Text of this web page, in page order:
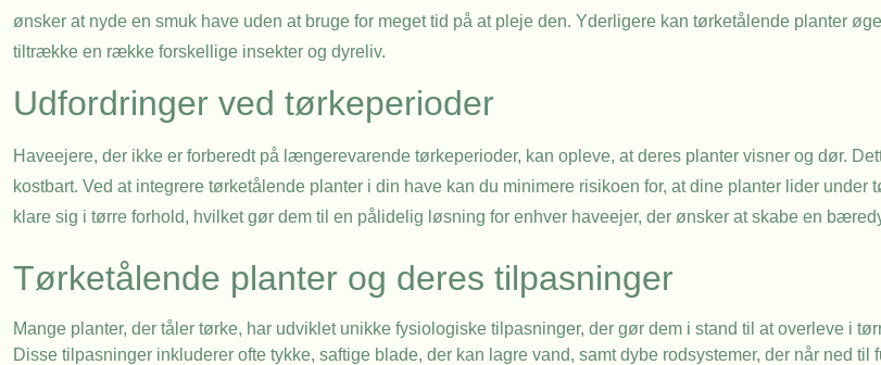
ønsker at nyde en smuk have uden at bruge for meget tid på at pleje den. Yderligere kan tørketålende planter
tiltrække en række forskellige insekter og dyreliv.
Udfordringer ved tørkeperioder
Haveejere, der ikke er forberedt på længerevarende tørkeperioder, kan opleve, at deres planter visner og dør.
kostbart. Ved at integrere tørketålende planter i din have kan du minimere risikoen for, at dine planter lider under
klare sig i tørre forhold, hvilket gør dem til en pålidelig løsning for enhver haveejer, der ønsker at skabe en
Tørketålende planter og deres tilpasninger
Mange planter, der tåler tørke, har udviklet unikke fysiologiske tilpasninger, der gør dem i stand til at overleve i
Disse tilpasninger inkluderer ofte tykke, saftige blade, der kan lagre vand, samt dybe rodsystemer, der når ned til